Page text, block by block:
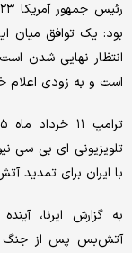
بود: یک توافق میان
انتظار نهایی شدن
است و به‌ زودی اعلام
تلویزیونی ای بی سی
با ایران برای تمدید
به گزارش ایرنا،
آتش‌بس پس از جنگ